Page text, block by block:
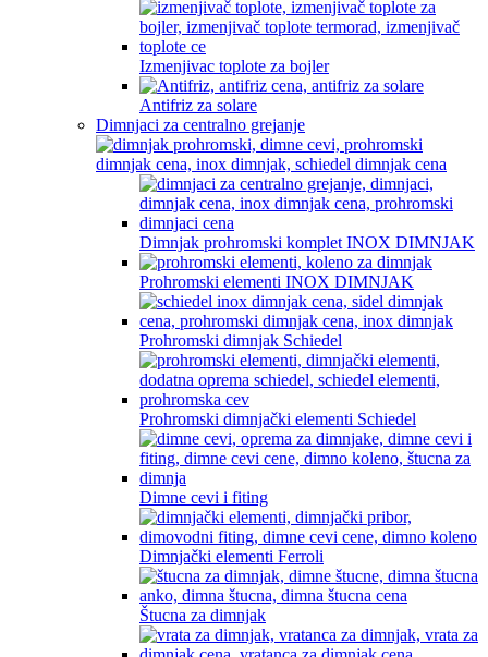
Izmenjivac toplote za bojler
Antifriz za solare
Dimnjaci za centralno grejanje
Dimnjak prohromski komplet INOX DIMNJAK
Prohromski elementi INOX DIMNJAK
Prohromski dimnjak Schiedel
Prohromski dimnjački elementi Schiedel
Dimne cevi i fiting
Dimnjački elementi Ferroli
Štucna za dimnjak